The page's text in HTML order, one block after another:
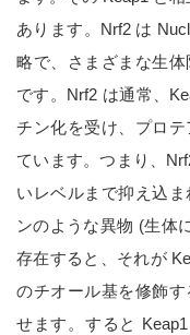
あります。Nrf2 は
略で、さまざまな生
です。Nrf2 は通常、
チン化を受け、プロ
ています。つまり、
いレベルまで抑え込
ンのような異物 (生体
存在すると、それが
のチオール基を修飾す
せます。すると